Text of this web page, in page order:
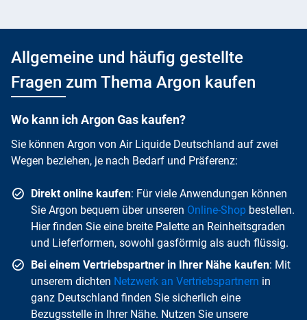
Allgemeine und häufig gestellte
Fragen zum Thema Argon kaufen
Wo kann ich Argon Gas kaufen?
Sie können Argon von Air Liquide Deutschland auf zwei
Wegen beziehen, je nach Bedarf und Präferenz:
Direkt online kaufen: Für viele Anwendungen können
Sie Argon bequem über unseren Online-Shopbestellen.
Hier finden Sie eine breite Palette an Reinheitsgraden
und Lieferformen, sowohl gasförmig als auch flüssig.
Bei einem Vertriebspartner in Ihrer Nähe kaufen: Mit
unserem dichten Netzwerk an Vertriebspartnern in
ganz Deutschland finden Sie sicherlich eine
Bezugsstelle in Ihrer Nähe. Nutzen Sie unsere